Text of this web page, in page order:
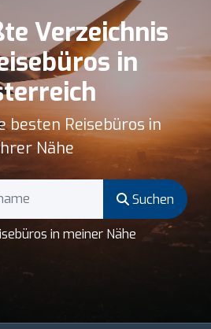
Verzeichnis
in
besten Reisebüros in
Nähe
Suchen
in meiner Nähe